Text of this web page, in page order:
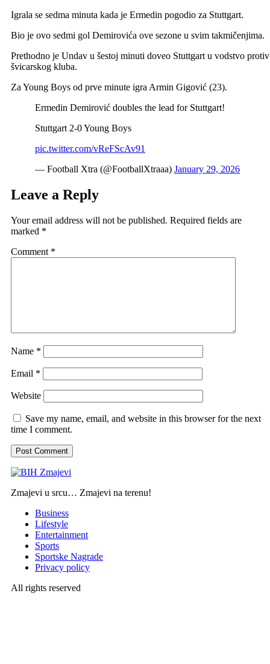
Igrala se sedma minuta kada je Ermedin pogodio za Stuttgart.
Bio je ovo sedmi gol Demirovića ove sezone u svim takmičenjima.
Prethodno je Undav u šestoj minuti doveo Stuttgart u vodstvo protiv
švicarskog kluba.
Za Young Boys od prve minute igra Armin Gigović (23).
Ermedin Demirović doubles the lead for Stuttgart!
Stuttgart 2-0 Young Boys
pic.twitter.com/vReFScAv91
— Football Xtra (@FootballXtraaa) January 29, 2026
Leave a Reply
Your email address will not be published. Required fields are
marked *
Comment *
Name *
Email *
Website
Save my name, email, and website in this browser for the next
time I comment.
Zmajevi u srcu… Zmajevi na terenu!
Business
Lifestyle
Entertainment
Sports
Sportske Nagrade
Privacy policy
All rights reserved